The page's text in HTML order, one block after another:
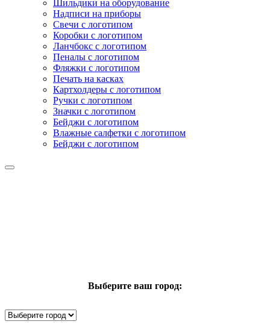
Шильдики на оборудование
Надписи на приборы
Свечи с логотипом
Коробки с логотипом
Ланчбокс с логотипом
Пеналы с логотипом
Фляжки с логотипом
Печать на касках
Картхолдеры с логотипом
Ручки с логотипом
Значки с логотипом
Бейджи с логотипом
Влажные салфетки с логотипом
Бейджи с логотипом
Выберите ваш город: